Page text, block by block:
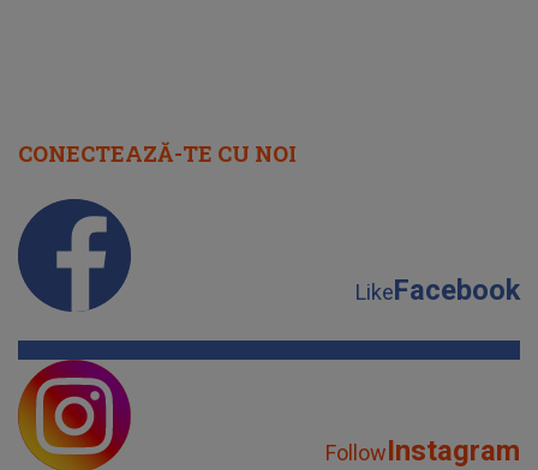
CONECTEAZĂ-TE CU NOI
LikeFacebook
FollowInstagram